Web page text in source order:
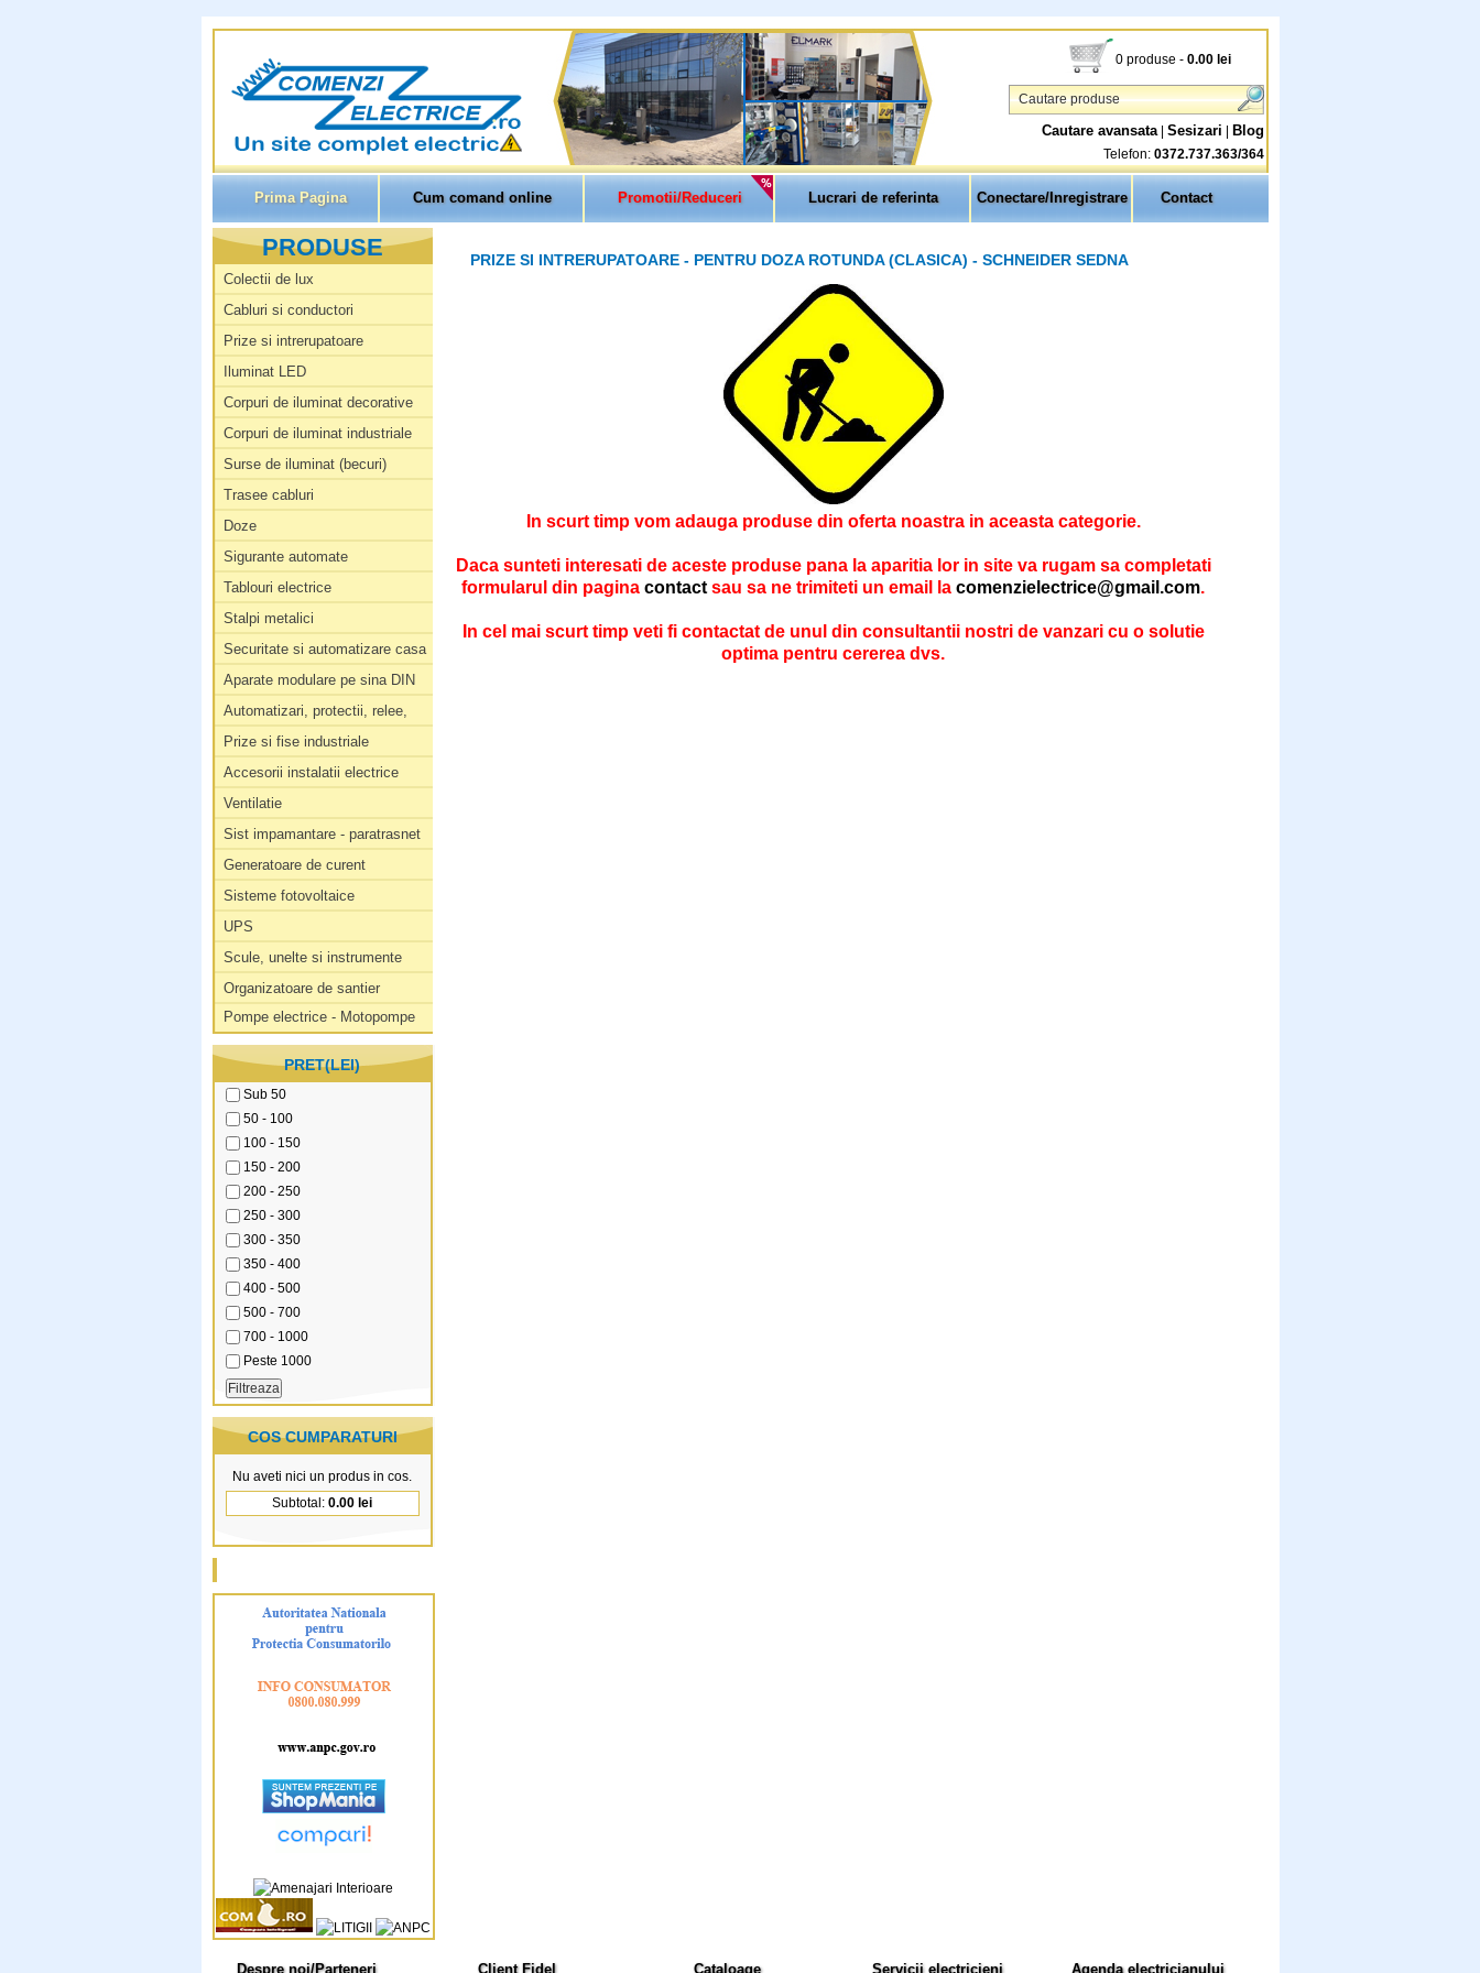
0 produse - 0.00lei
Prima Pagina Cum comand online Promotii/Reduceri Lucrari de referinta Conectare/Inregistrare Contact
Cautare avansata| Sesizari Blog
Telefon: 0372.737.363/364
PRODUSE
Colectii de lux
Cabluri si conductori
Prize si intrerupatoare
Iluminat LED
Corpuri de iluminat decorative
Corpuri de iluminat industriale
Surse de iluminat (becuri)
Trasee cabluri
Doze
Sigurante automate
Tablouri electrice
Stalpi metalici
Securitate si automatizare casa
Aparate modulare pe sina DIN
Automatizari, protectii, relee,
Prize si fise industriale
Accesorii instalatii electrice
Ventilatie
Sist impamantare - paratrasnet
Generatoare de curent
Sisteme fotovoltaice
UPS
Scule, unelte si instrumente
Organizatoare de santier
Pompe electrice - Motopompe
PRET(LEI)
Sub 50
50 - 100
100 - 150
150 - 200
200 - 250
250 - 300
300 - 350
350 - 400
400 - 500
500 - 700
700 - 1000
Peste 1000
COS CUMPARATURI
Nu aveti nici un produs in cos.
Subtotal: 0.00 lei
PRIZE SI INTRERUPATOARE - PENTRU DOZA ROTUNDA (CLASICA) - SCHNEIDER SEDNA
In scurt timp vom adauga produse din oferta noastra in aceasta categorie.
Daca sunteti interesati de aceste produse pana la aparitia lor in site va rugam sa completati
formularul din pagina contact sau sa ne trimiteti un email la comenzielectrice@gmail.com.
In cel mai scurt timp veti fi contactat de unul din consultantii nostri de vanzari cu o solutie
optima pentru cererea dvs.
Despre noi/Parteneri Client Fidel Cataloage Servicii electricieni Agenda electricianului